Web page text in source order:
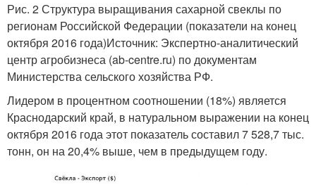
Рис. 2 Структура выращивания сахарной свеклы по
регионам Российской Федерации (показатели на конец
октября 2016 года)Источник: Экспертно-аналитический
центр агробизнеса (ab-centre.ru) по документам
Министерства сельского хозяйства РФ.
Лидером в процентном соотношении (18%) является
Краснодарский край, в натуральном выражении на конец
октября 2016 года этот показатель составил 7 528,7 тыс.
тонн, он на 20,4% выше, чем в предыдущем году.